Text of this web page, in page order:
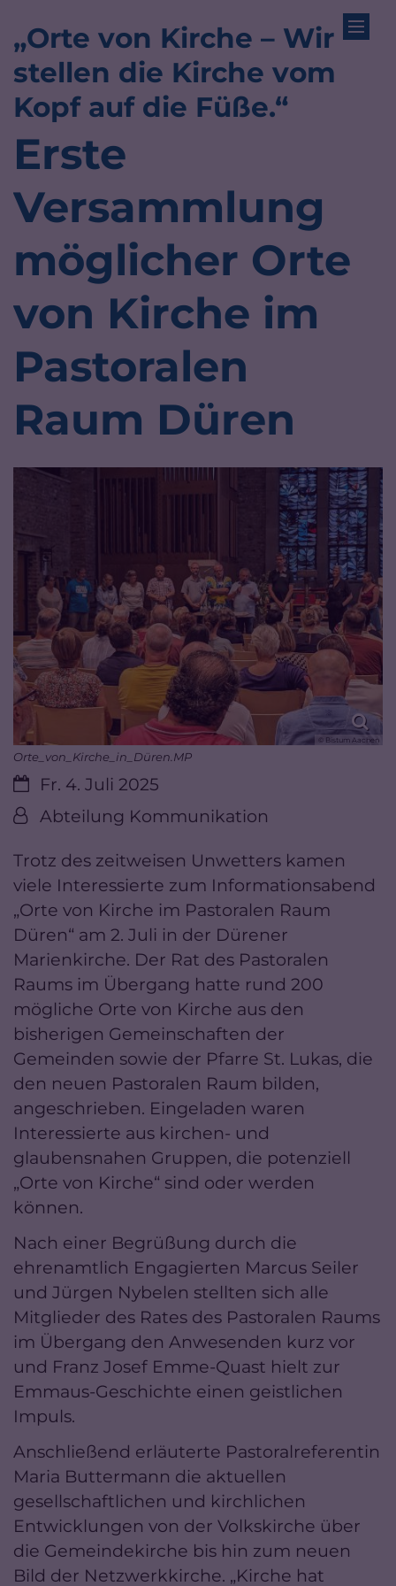
Zum Inhalt springen
„Orte von Kirche – Wir
stellen die Kirche vom
Kopf auf die Füße.“
Erste
Versammlung
möglicher Orte
von Kirche im
Pastoralen
Raum Düren
© Bistum Aachen
Orte_von_Kirche_in_Düren.MP
Datum:
Fr. 4. Juli 2025
Von:Abteilung Kommunikation
Trotz des zeitweisen Unwetters kamen
viele Interessierte zum Informationsabend
„Orte von Kirche im Pastoralen Raum
Düren“ am 2. Juli in der Dürener
Marienkirche. Der Rat des Pastoralen
Raums im Übergang hatte rund 200
mögliche Orte von Kirche aus den
bisherigen Gemeinschaften der
Gemeinden sowie der Pfarre St. Lukas, die
den neuen Pastoralen Raum bilden,
angeschrieben. Eingeladen waren
Interessierte aus kirchen- und
glaubensnahen Gruppen, die potenziell
„Orte von Kirche“ sind oder werden
können.
Nach einer Begrüßung durch die
ehrenamtlich Engagierten Marcus Seiler
und Jürgen Nybelen stellten sich alle
Mitglieder des Rates des Pastoralen Raums
im Übergang den Anwesenden kurz vor
und Franz Josef Emme-Quast hielt zur
Emmaus-Geschichte einen geistlichen
Impuls.
Anschließend erläuterte Pastoralreferentin
Maria Buttermann die aktuellen
gesellschaftlichen und kirchlichen
Entwicklungen von der Volkskirche über
die Gemeindekirche bis hin zum neuen
Bild der Netzwerkkirche. „Kirche hat